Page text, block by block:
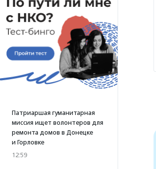
Патриаршая гуманитарная
миссия ищет волонтеров для
ремонта домов в Донецке
и Горловке
12:59